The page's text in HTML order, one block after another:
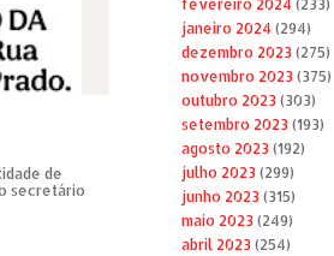
de
secretário
fevereiro 2024 (233)
janeiro 2024 (294)
dezembro 2023(275)
novembro 2023(375)
outubro 2023(303)
setembro 2023(193)
agosto 2023(192)
julho 2023(299)
junho 2023(315)
maio 2023(249)
abril 2023(254)